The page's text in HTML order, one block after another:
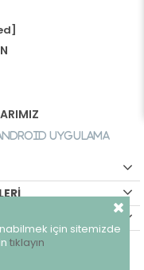
Uygulama
saklıdır.
için sitemizde
tıklayın